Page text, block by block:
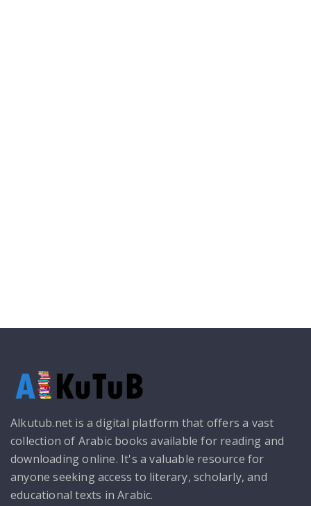
Alkutub.net is a digital platform that offers a vast
collection of Arabic books available for reading and
downloading online. It's a valuable resource for
anyone seeking access to literary, scholarly, and
educational texts in Arabic.